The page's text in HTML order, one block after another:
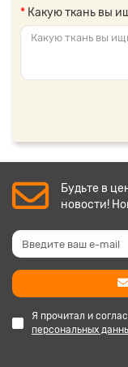
Какую ткань вы
Будьте в
новости!
Я прочитал и
персональных